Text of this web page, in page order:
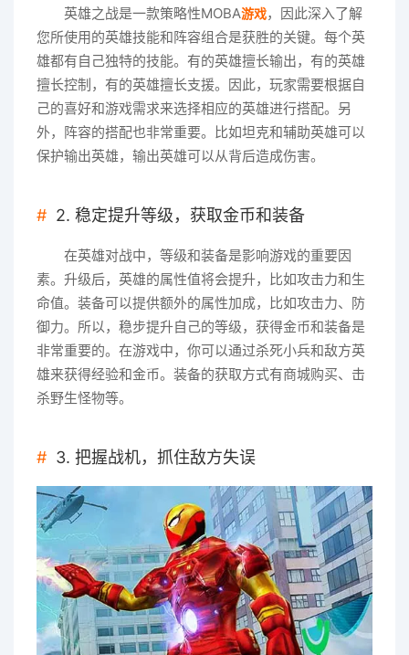
英雄之战是一款策略性MOBA游戏，因此深入了解
您所使用的英雄技能和阵容组合是获胜的关键。每个英
雄都有自己独特的技能。有的英雄擅长输出，有的英雄
擅长控制，有的英雄擅长支援。因此，玩家需要根据自
己的喜好和游戏需求来选择相应的英雄进行搭配。另
外，阵容的搭配也非常重要。比如坦克和辅助英雄可以
保护输出英雄，输出英雄可以从背后造成伤害。
2. 稳定提升等级，获取金币和装备
在英雄对战中，等级和装备是影响游戏的重要因
素。升级后，英雄的属性值将会提升，比如攻击力和生
命值。装备可以提供额外的属性加成，比如攻击力、防
御力。所以，稳步提升自己的等级，获得金币和装备是
非常重要的。在游戏中，你可以通过杀死小兵和敌方英
雄来获得经验和金币。装备的获取方式有商城购买、击
杀野生怪物等。
3. 把握战机，抓住敌方失误